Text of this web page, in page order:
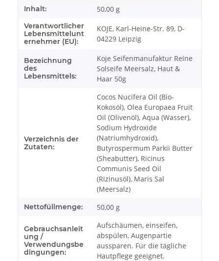
Inhalt: 50,00 g
Verantwortlicher
Lebensmittelunt
ernehmer (EU):
KOJE, Karl-Heine-Str. 89, D-
04229 Leipzig
Bezeichnung
des
Lebensmittels:
Koje Seifenmanufaktur Reine
Solseife Meersalz, Haut &
Haar 50g
Verzeichnis der
Zutaten:
Cocos Nucifera Oil (Bio-
Kokosöl), Olea Europaea Fruit
Oil (Olivenöl), Aqua (Wasser),
Sodium Hydroxide
(Natriumhydroxid),
Butyrospermum Parkii Butter
(Sheabutter), Ricinus
Communis Seed Oil
(Rizinusöl), Maris Sal
(Meersalz)
Nettofüllmenge: 50,00 g
Gebrauchsanleit
ung /
Verwendungsbe
dingungen:
Aufschäumen, einseifen,
abspülen, Augenpartie
aussparen. Für die tägliche
Hautpflege geeignet.